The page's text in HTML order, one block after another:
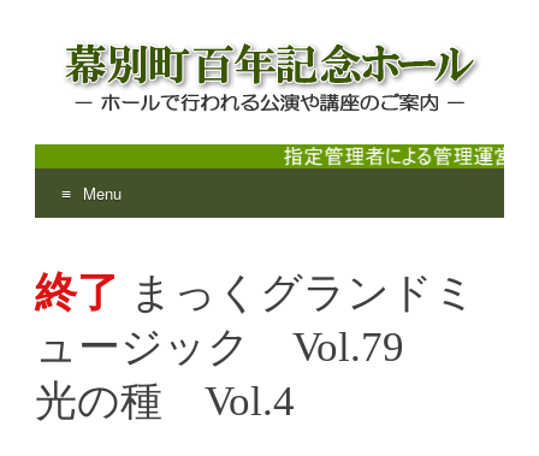
幕別町百年記念ホール
ホールで行われる公演や講座のご案内
Menu
content
終了 まっくグランドミ
ュージック Vol.79
光の種 Vol.4